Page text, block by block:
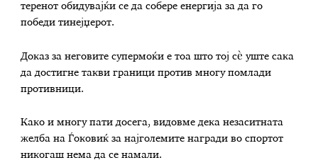
теренот обидувајќи се да собере енергија за да го
победи тинејџерот.
Доказ за неговите супермоќи е тоа што тој сè уште сака
да достигне такви граници против многу помлади
противници.
Како и многу пати досега, видовме дека незаситната
желба на Ѓоковиќ за најголемите награди во спортот
никогаш нема да се намали.